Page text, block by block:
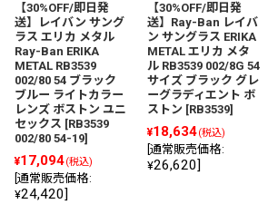
【30%OFF/即日発
送】レイバン サング
ラス エリカ メタル
Ray-Ban ERIKA
METAL RB3539
002/80 54 ブラック
ブルー ライトカラー
レンズ ボストン ユニ
セックス [RB3539
002/80 54-19]
¥17,094(税込)
通常販売価格:
¥24,420]
【30%OFF/即日発
送】Ray-Ban レイバ
ン サングラス ERIKA
METAL エリカ メタ
ル RB3539 002/8G 54
サイズ ブラック グレ
ーグラディエント ボ
ストン [RB3539]
¥18,634(税込)
通常販売価格:
¥26,620]